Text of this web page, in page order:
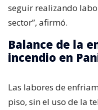
seguir realizando
sector”, afirmó.
Balance de la
incendio en
Las labores de
piso, sin el uso de la